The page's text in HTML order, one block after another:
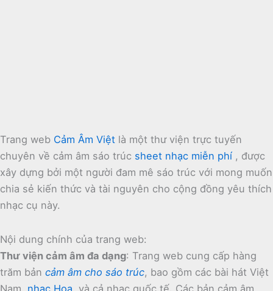
Trang web Cảm Âm Việt là một thư viện trực tuyến
chuyên về cảm âm sáo trúc sheet nhạc miễn phí , được
xây dựng bởi một người đam mê sáo trúc với mong muốn
chia sẻ kiến thức và tài nguyên cho cộng đồng yêu thích
nhạc cụ này.
Nội dung chính của trang web:
Thư viện cảm âm đa dạng: Trang web cung cấp hàng
trăm bản cảm âm cho sáo trúc, bao gồm các bài hát Việt
Nam, nhạc Hoa, và cả nhạc quốc tế. Các bản cảm âm